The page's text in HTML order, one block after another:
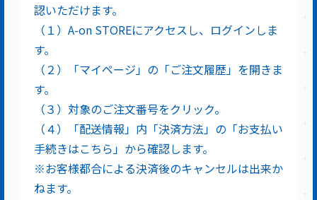
認いただけます。
（１）A-on STOREにアクセスし、ログインしま
す。
（２）「マイページ」の「ご注文履歴」を開きま
す。
（３）対象のご注文番号をクリック。
（４）「配送情報」内「決済方法」の「お支払い
手続きはこちら」から確認します。
※お客様都合による決済後のキャンセルは出来か
ねます。